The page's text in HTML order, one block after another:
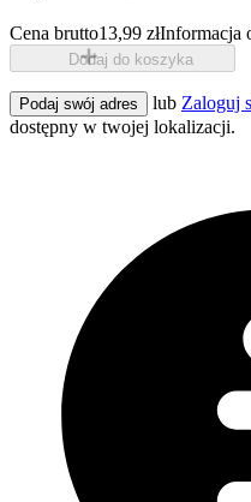
Cena brutto13,99 złInformacja
Dodaj do koszyka
Podaj swój adres lub Zaloguj
dostępny w twojej lokalizacji.